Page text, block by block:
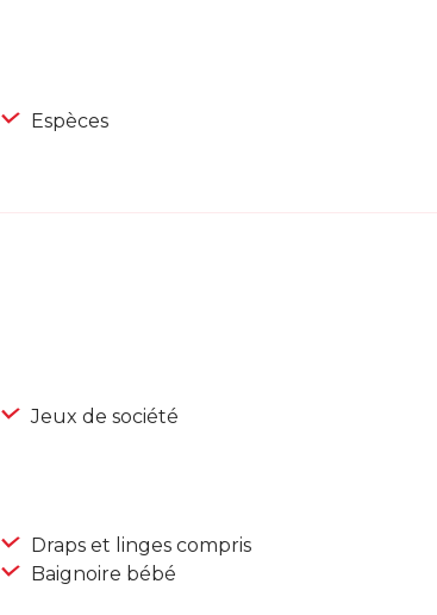
Espèces
Jeux de société
Draps et linges compris
Baignoire bébé